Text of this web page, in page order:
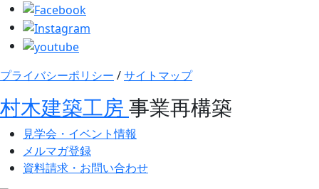
プライバシーポリシー /サイトマップ
村木建築工房 事業再構築
見学会・イベント情報
メルマガ登録
資料請求・お問い合わせ